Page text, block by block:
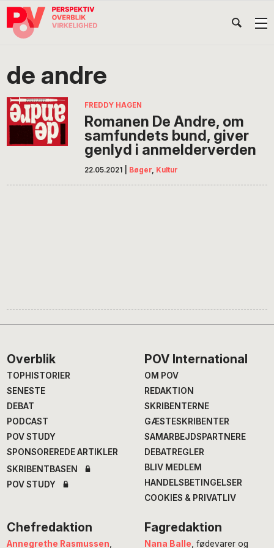
Gå
direkte
navigation
Skip
indhold
Gå
direkte
POV
International
de andre
FREDDY HAGEN
Romanen De Andre, om
samfundets bund, giver
genlyd i anmelderverden
22.05.2021 Bøger, Kultur
Footer
Overblik
TOPHISTORIER
SENESTE
DEBAT
PODCAST
POV STUDY
SPONSOREREDE ARTIKLER
SKRIBENTBASEN
POV STUDY
POV International
OM POV
REDAKTION
SKRIBENTERNE
GÆSTESKRIBENTER
SAMARBEJDSPARTNERE
DEBATREGLER
BLIV MEDLEM
HANDELSBETINGELSER
COOKIES & PRIVATLIV
Chefredaktion
Annegrethe Rasmussen,
Fagredaktion
Nana Balle, fødevarer og